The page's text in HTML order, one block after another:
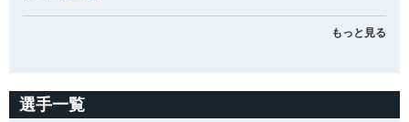
もっと見る
選手一覧